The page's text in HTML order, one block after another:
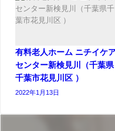
有料老人ホーム ニチイケ
センター新検見川（千葉県
千葉市花見川区 ）
2022年1月13日